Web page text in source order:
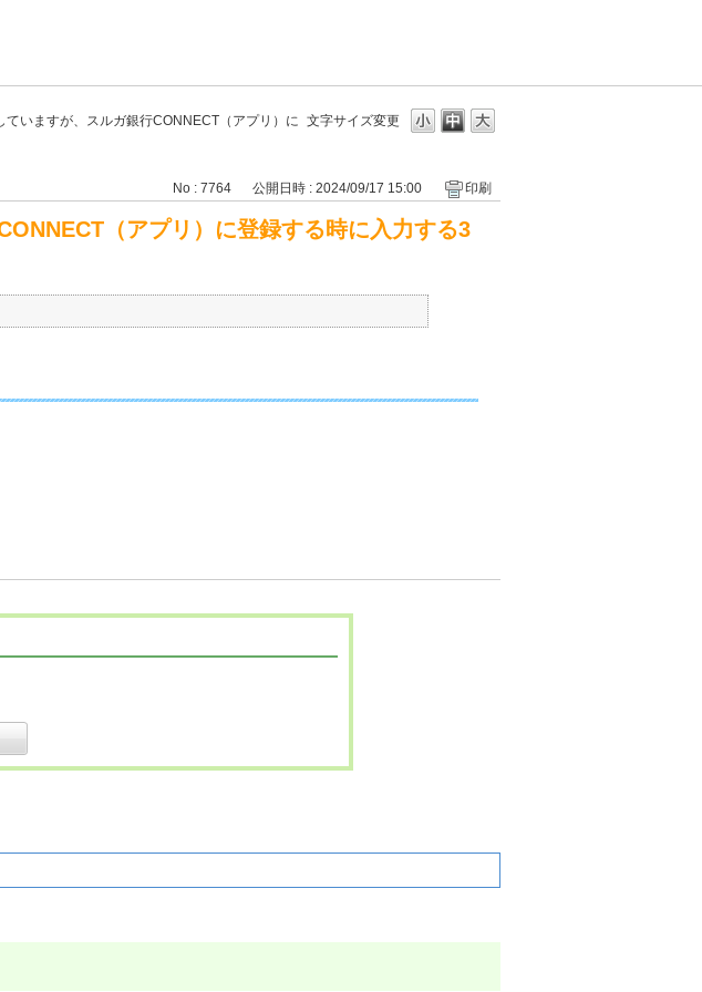
文字サイズ変更
ていますが、スルガ銀行CONNECT（アプリ）に
No : 7764 公開日時 : 2024/09/17 15:00 印刷
（アプリ）に登録する時に入力する3